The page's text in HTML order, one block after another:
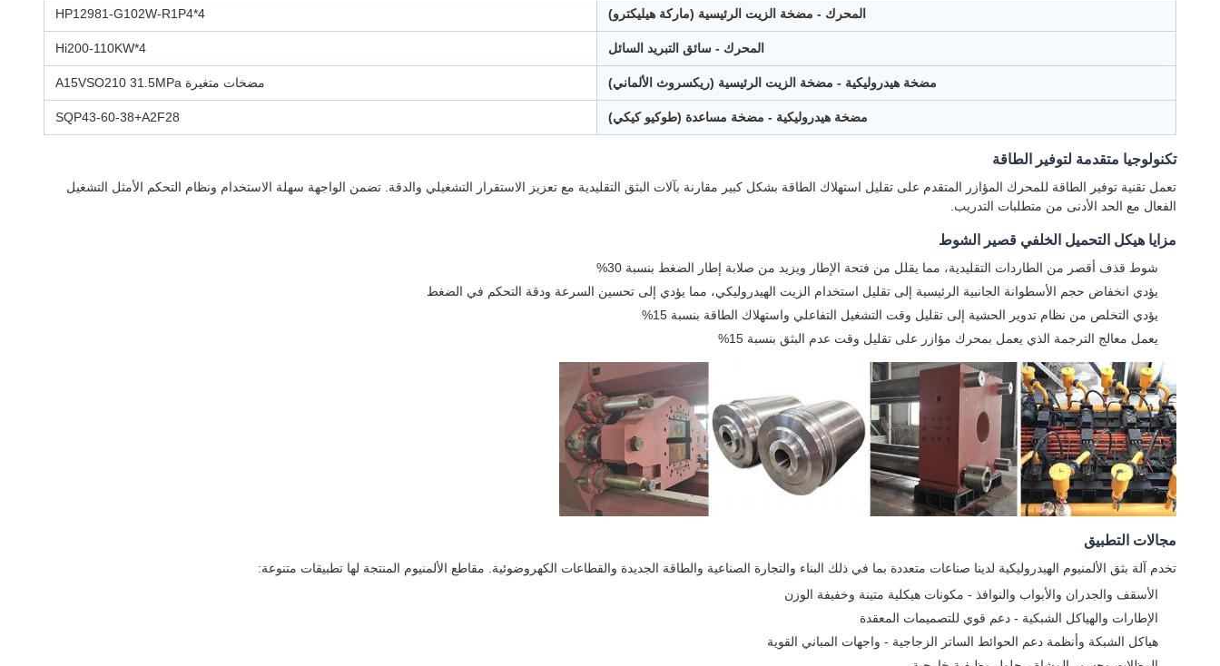
المحرك - مضخة الزيت الرئيسية (ماركة هيليكترو) HP12981-G102W-R1P4*4
المحرك - سائق التبريد السائل Hi200-110KW*4
مضخة هيدروليكية - مضخة الزيت الرئيسية (ريكسروث الألماني) مضخات متغيرة A15VSO210 31.5MPa
مضخة هيدروليكية - مضخة مساعدة (طوكيو كيكي) SQP43-60-38+A2F28
تكنولوجيا متقدمة لتوفير الطاقة
تعمل تقنية توفير الطاقة للمحرك المؤازر المتقدم على تقليل استهلاك الطاقة بشكل كبير مقارنة بآلات البثق التقليدية مع تعزيز الاستقرار التشغيلي والدقة. تضمن الواجهة سهلة الاستخدام ونظام التحكم الأمثل التشغيل
الفعال مع الحد الأدنى من متطلبات التدريب.
مزايا هيكل التحميل الخلفي قصير الشوط
شوط قذف أقصر من الطاردات التقليدية، مما يقلل من فتحة الإطار ويزيد من صلابة إطار الضغط بنسبة 30%
يؤدي انخفاض حجم الأسطوانة الجانبية الرئيسية إلى تقليل استخدام الزيت الهيدروليكي، مما يؤدي إلى تحسين السرعة ودقة التحكم في الضغط
يؤدي التخلص من نظام تدوير الحشية إلى تقليل وقت التشغيل التفاعلي واستهلاك الطاقة بنسبة 15%
يعمل معالج الترجمة الذي يعمل بمحرك مؤازر على تقليل وقت عدم البثق بنسبة 15%
مجالات التطبيق
تخدم آلة بثق الألمنيوم الهيدروليكية لدينا صناعات متعددة بما في ذلك البناء والتجارة الصناعية والطاقة الجديدة والقطاعات الكهروضوئية. مقاطع الألمنيوم المنتجة لها تطبيقات متنوعة:
الأسقف والجدران والأبواب والنوافذ - مكونات هيكلية متينة وخفيفة الوزن
الإطارات والهياكل الشبكية - دعم قوي للتصميمات المعقدة
هياكل الشبكة وأنظمة دعم الحوائط الساتر الزجاجية - واجهات المباني القوية